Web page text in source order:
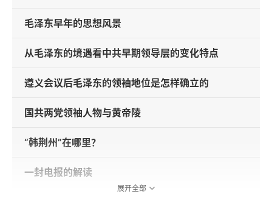
毛泽东早年的思想风景
从毛泽东的境遇看中共早期领导层的变化特点
遵义会议后毛泽东的领袖地位是怎样确立的
国共两党领袖人物与黄帝陵
“韩荆州”在哪里？
一封电报的解读
展开全部